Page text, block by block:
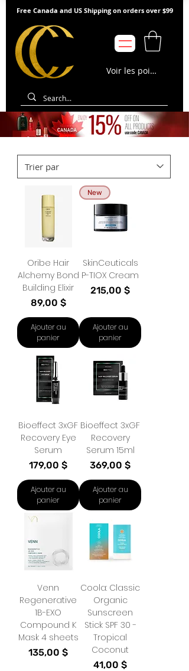
Free Canada and US Shipping on orders over $99
Voir les points
Oribe Hair
Alchemy Bond
Building Elixir
Prix
89,00 $
Ajouter au
panier
New
SkinCeuticals
P-TIOX Cream
Prix
215,00 $
Ajouter au
panier
Bioeffect 3xGF
Recovery Eye
Serum
Prix
179,00 $
Ajouter au
panier
Bioeffect 3xGF
Recovery
Serum 15ml
Prix
369,00 $
Ajouter au
panier
Venn
Regenerative
1B-EXO
Compound K
Mask 4 sheets
Prix
135,00 $
Coola: Classic
Organic
Sunscreen
Stick SPF 30 -
Tropical
Coconut
Prix
41,00 $